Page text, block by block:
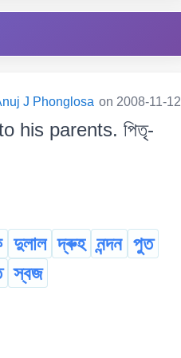
J Phonglosa on 2008-11-12
his parents. পিতৃ-
দুলাল দ্ৰুহ নন্দন পুত
স্বজ